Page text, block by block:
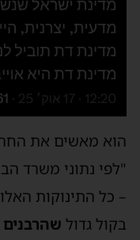
הוא מאשים את
– כל התינוקות
בקול גדול